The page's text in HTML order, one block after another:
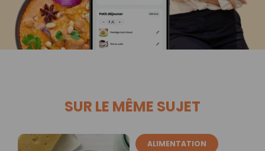
SUR LE MÊME SUJET
ALIMENTATION